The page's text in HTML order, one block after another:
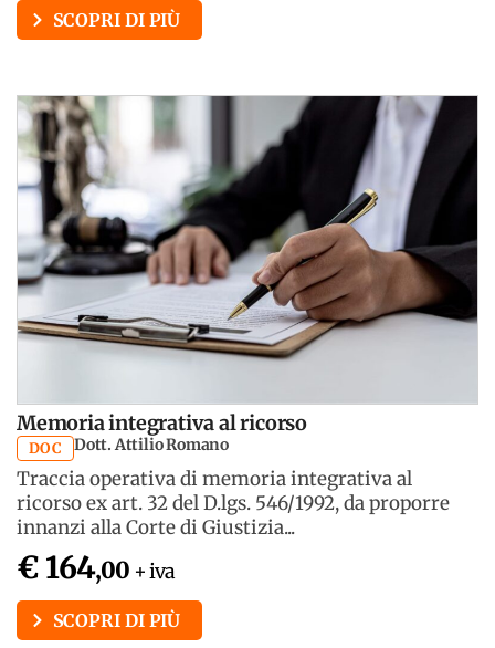
SCOPRI DI PIÙ
Memoria integrativa al ricorso
DOC Dott. Attilio Romano
Traccia operativa di memoria integrativa al
ricorso ex art. 32 del D.lgs. 546/1992, da proporre
innanzi alla Corte di Giustizia...
€ 164,00 + iva
SCOPRI DI PIÙ